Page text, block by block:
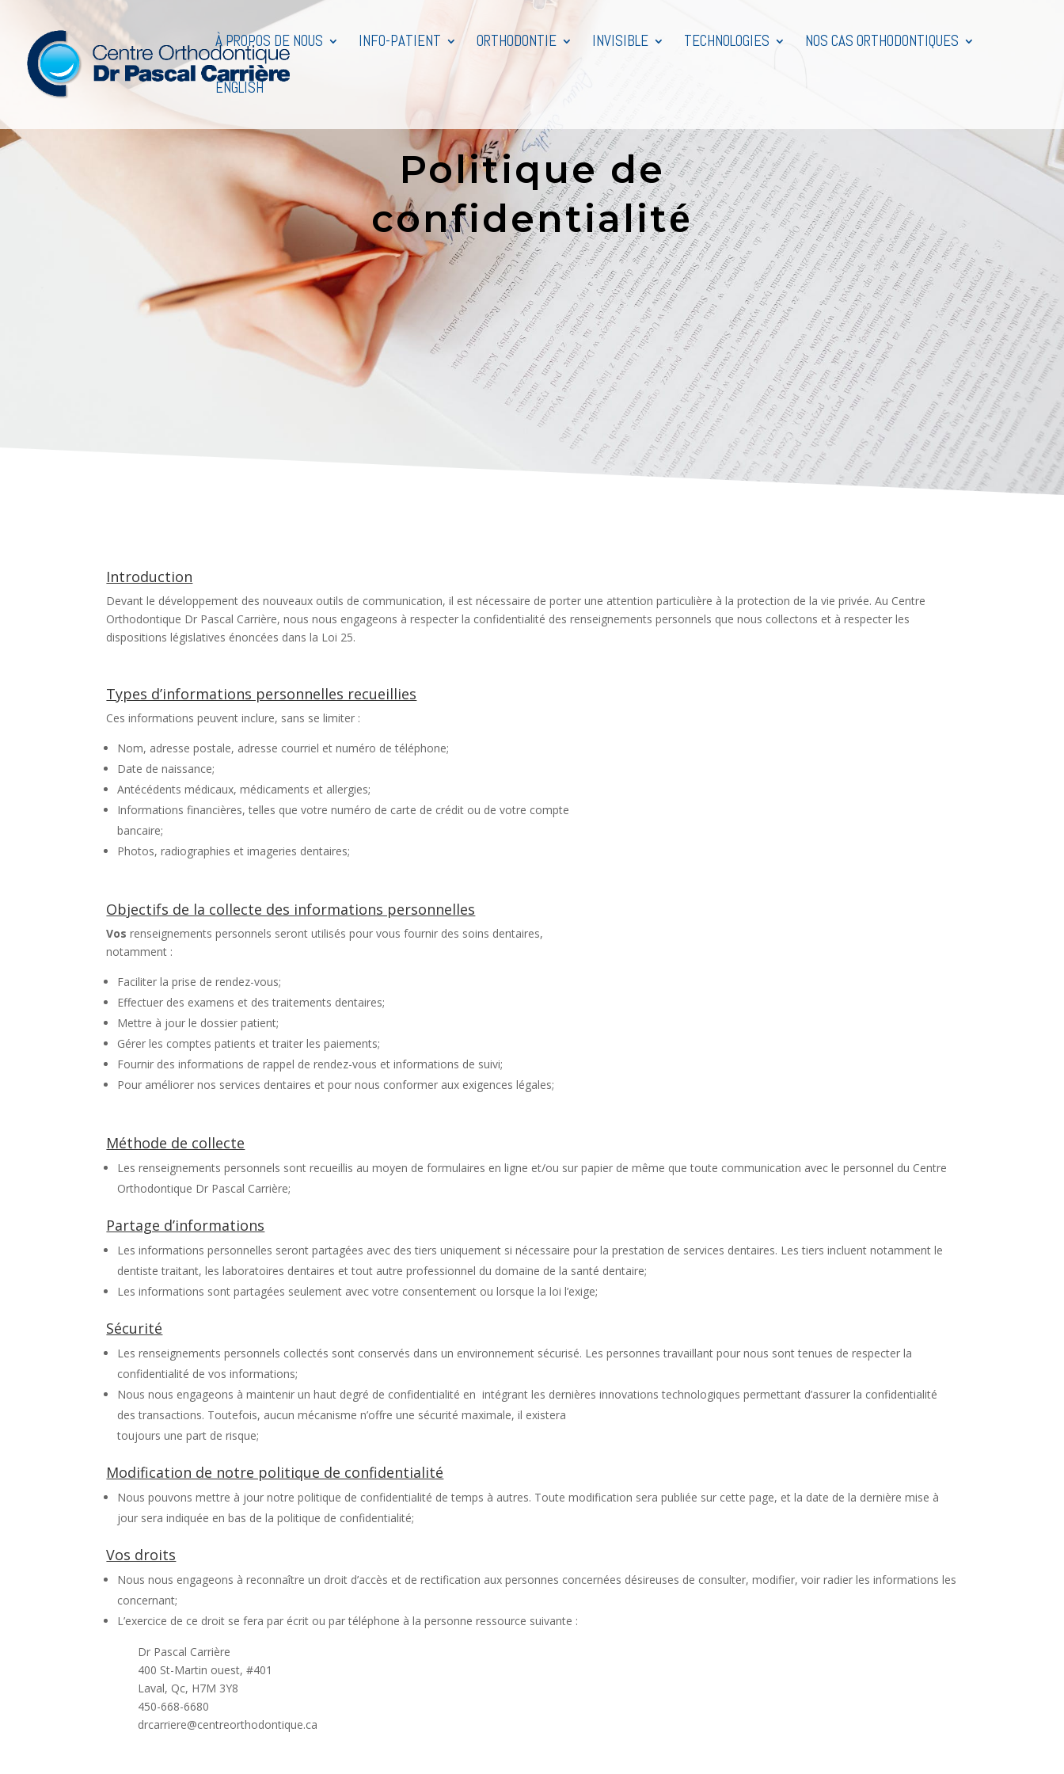
À PROPOS DE NOUS INFO-PATIENT ORTHODONTIE INVISIBLE TECHNOLOGIES NOS CAS ORTHODONTIQUES
ENGLISH
Politique de
confidentialité
Introduction
Devant le développement des nouveaux outils de communication, il est nécessaire de porter une attention particulière à la protection de la vie privée. Au Centre
Orthodontique Dr Pascal Carrière, nous nous engageons à respecter la confidentialité des renseignements personnels que nous collectons et à respecter les
dispositions législatives énoncées dans la Loi 25.
Types d’informations personnelles recueillies
Ces informations peuvent inclure, sans se limiter :
Nom, adresse postale, adresse courriel et numéro de téléphone;
Date de naissance;
Antécédents médicaux, médicaments et allergies;
Informations financières, telles que votre numéro de carte de crédit ou de votre compte
bancaire;
Photos, radiographies et imageries dentaires;
Objectifs de la collecte des informations personnelles
Vos renseignements personnels seront utilisés pour vous fournir des soins dentaires,
notamment :
Faciliter la prise de rendez-vous;
Effectuer des examens et des traitements dentaires;
Mettre à jour le dossier patient;
Gérer les comptes patients et traiter les paiements;
Fournir des informations de rappel de rendez-vous et informations de suivi;
Pour améliorer nos services dentaires et pour nous conformer aux exigences légales;
Méthode de collecte
Les renseignements personnels sont recueillis au moyen de formulaires en ligne et/ou sur papier de même que toute communication avec le personnel du Centre
Orthodontique Dr Pascal Carrière;
Partage d’informations
Les informations personnelles seront partagées avec des tiers uniquement si nécessaire pour la prestation de services dentaires. Les tiers incluent notamment le
dentiste traitant, les laboratoires dentaires et tout autre professionnel du domaine de la santé dentaire;
Les informations sont partagées seulement avec votre consentement ou lorsque la loi l’exige;
Sécurité
Les renseignements personnels collectés sont conservés dans un environnement sécurisé. Les personnes travaillant pour nous sont tenues de respecter la
confidentialité de vos informations;
Nous nous engageons à maintenir un haut degré de confidentialité en intégrant les dernières innovations technologiques permettant d’assurer la confidentialité
des transactions. Toutefois, aucun mécanisme n’offre une sécurité maximale, il existera
toujours une part de risque;
Modification de notre politique de confidentialité
Nous pouvons mettre à jour notre politique de confidentialité de temps à autres. Toute modification sera publiée sur cette page, et la date de la dernière mise à
jour sera indiquée en bas de la politique de confidentialité;
Vos droits
Nous nous engageons à reconnaître un droit d’accès et de rectification aux personnes concernées désireuses de consulter, modifier, voir radier les informations les
concernant;
L’exercice de ce droit se fera par écrit ou par téléphone à la personne ressource suivante :
Dr Pascal Carrière
400 St-Martin ouest, #401
Laval, Qc, H7M 3Y8
450-668-6680
drcarriere@centreorthodontique.ca